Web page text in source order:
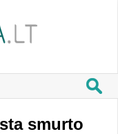
smurto